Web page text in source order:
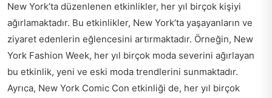
New York’ta düzenlenen etkinlikler, her yıl birçok kişiyi
ağırlamaktadır. Bu etkinlikler, New York’ta yaşayanların ve
ziyaret edenlerin eğlencesini artırmaktadır. Örneğin, New
York Fashion Week, her yıl birçok moda severini ağırlayan
bu etkinlik, yeni ve eski moda trendlerini sunmaktadır.
Ayrıca, New York Comic Con etkinliği de, her yıl birçok